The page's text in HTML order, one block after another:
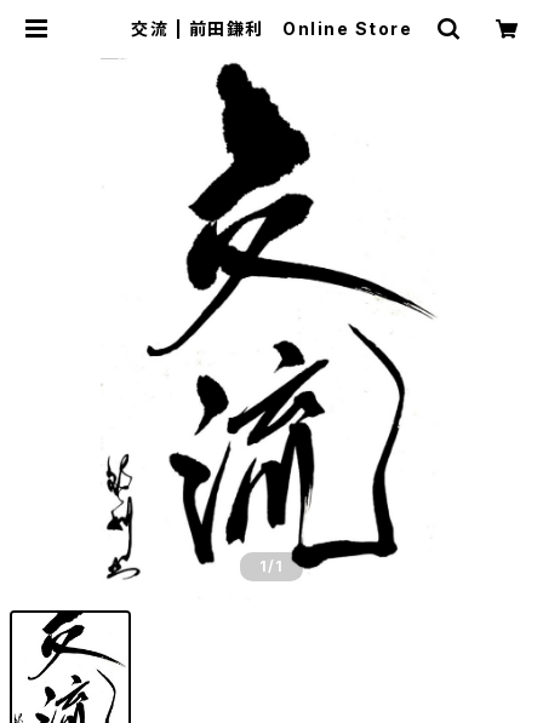
交流 | 前田鎌利 Online Store
1 /1